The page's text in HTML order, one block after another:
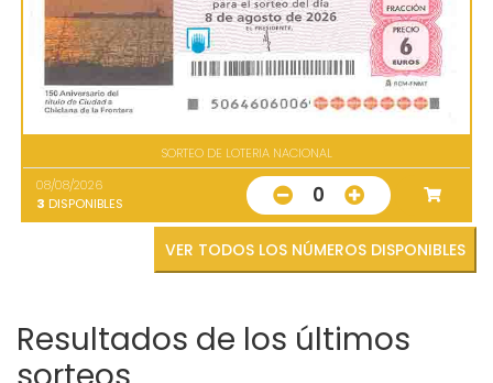
SORTEO DE LOTERIA NACIONAL
08/08/2026
3 DISPONIBLES 0
VER TODOS LOS NÚMEROS DISPONIBLES
Resultados de los últimos